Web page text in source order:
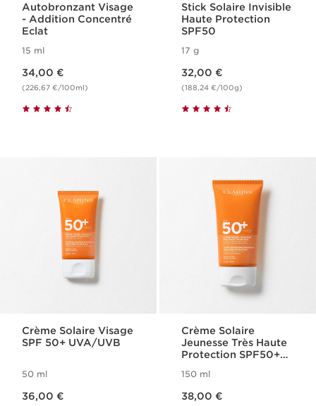
Autobronzant Visage​
- Addition Concentré
Eclat
15 ml
34,00 €
(226,67 €/100ml)
Stick Solaire Invisible
Haute Protection
SPF50
17 g
32,00 €
(188,24 €/100g)
Crème Solaire Visage
SPF 50​+ UVA/UVB
50 ml
36,00 €
Crème Solaire
Jeunesse Très Haute
Protection SPF50+
150 ml
38,00 €